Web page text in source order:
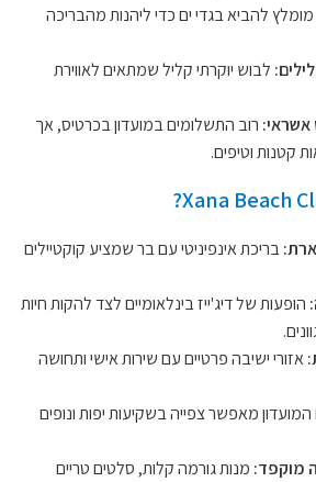
מומלץ להביא בגדי ים כדי ליהנות מהבריכה
לבוש יוקרתי קליל שמתאים לאווירת
אשראי: רוב התשלומים במועדון בכרטיס, אך
קטנות וטיפים.
בריכת אינפיניטי עם בר שמציע קוקטיילים
הופעות של דיג'ייז בינלאומיים לצד להקות חיות
אזורי ישיבה פרטיים עם שירות אישי ותחושה
המועדון מאפשר צפייה בשקיעות יפות ונופים
מוקפד: מנות גורמה קלות, סלטים טריים